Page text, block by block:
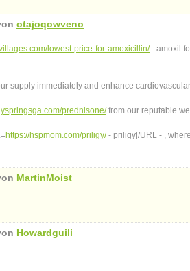
otajoqowveno
lowest-price-for-amoxicillin/- amoxil
supply immediately and enhance
prednisone/from our reputable
https://hspmom.com/priligy/- priligy[/URL - ,
MartinMoist
Howardguili